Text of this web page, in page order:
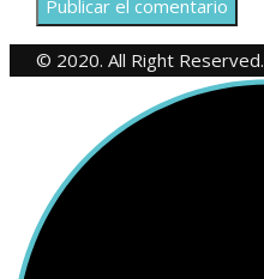
© 2020. All Right Reserved.